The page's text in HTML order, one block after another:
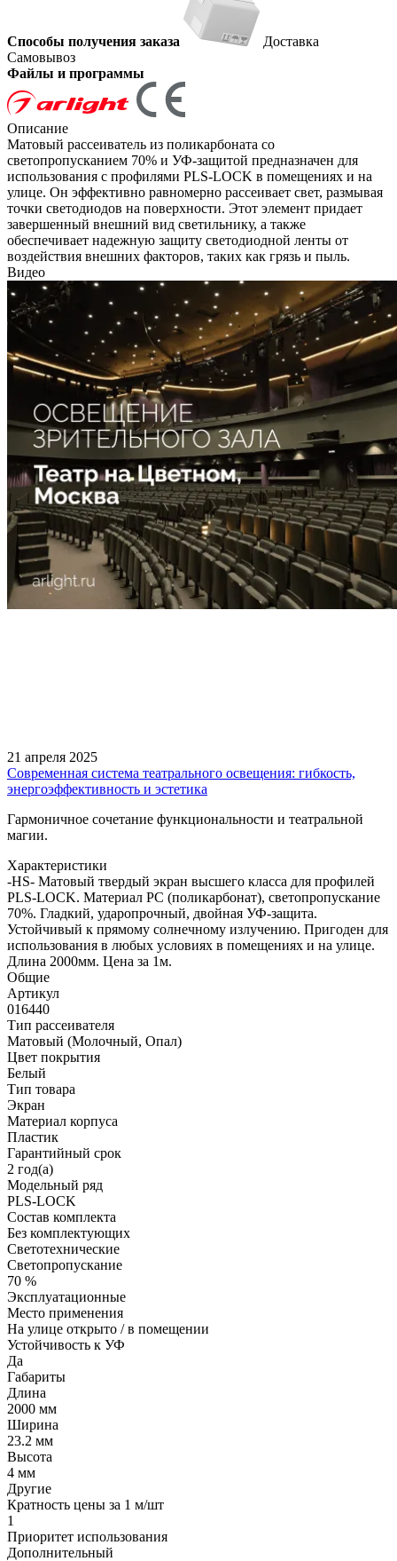
Способы получения заказа
Доставка
Самовывоз
Файлы и программы
Описание
Матовый рассеиватель из поликарбоната со
светопропусканием 70% и УФ-защитой предназначен для
использования с профилями PLS-LOCK в помещениях и на
улице. Он эффективно равномерно рассеивает свет, размывая
точки светодиодов на поверхности. Этот элемент придает
завершенный внешний вид светильнику, а также
обеспечивает надежную защиту светодиодной ленты от
воздействия внешних факторов, таких как грязь и пыль.
Видео
21 апреля 2025
Современная система театрального освещения: гибкость,
энергоэффективность и эстетика
Гармоничное сочетание функциональности и театральной
магии.
Характеристики
-HS- Матовый твердый экран высшего класса для профилей
PLS-LOCK. Материал PC (поликарбонат), светопропускание
70%. Гладкий, ударопрочный, двойная УФ-защита.
Устойчивый к прямому солнечному излучению. Пригоден для
использования в любых условиях в помещениях и на улице.
Длина 2000мм. Цена за 1м.
Общие
Артикул
016440
Тип рассеивателя
Матовый (Молочный, Опал)
Цвет покрытия
Белый
Тип товара
Экран
Материал корпуса
Пластик
Гарантийный срок
2 год(а)
Модельный ряд
PLS-LOCK
Состав комплекта
Без комплектующих
Светотехнические
Светопропускание
70 %
Эксплуатационные
Место применения
На улице открыто / в помещении
Устойчивость к УФ
Да
Габариты
Длина
2000 мм
Ширина
23.2 мм
Высота
4 мм
Другие
Кратность цены за 1 м/шт
1
Приоритет использования
Дополнительный